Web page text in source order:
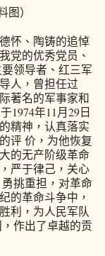
）
怀、陶铸的追悼
党的优秀党员、
领导者、红三军
人，曾担任过
著名的军事家和
1974年11月29日
精神，认真落实
评 价，为他恢复
的无产阶级革命
严于律己，关心
挑重担，对革命
的革命斗争中，
利，为人民军队
作出了卓越的贡